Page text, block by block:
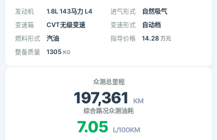
发动机 1.8L 143马力 L4 进气形式
自然吸气
变速箱
CVT无级变速 变速形式
自动档
燃料形式
汽油 指导价格 14.28 万元
整备质量 1305 KG
众测总里程
197,361 KM
综合路况众测油耗
7.05 L/100KM